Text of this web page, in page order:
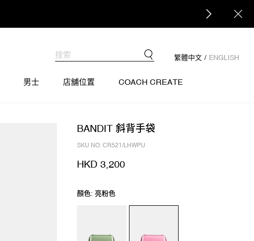
繁體中文 / ENGLISH
男士 店舖位置 COACH CREATE
BANDIT 斜背手袋
SKU NO: CR521/LHWPU
HKD 3,200
顏色: 亮粉色